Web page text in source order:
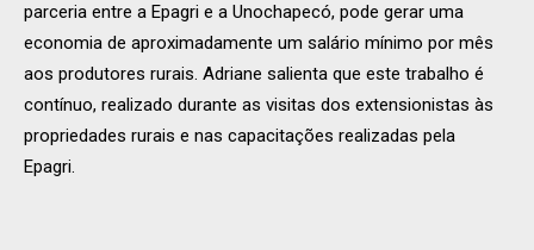
parceria entre a Epagri e a Unochapecó, pode gerar uma
economia de aproximadamente um salário mínimo por mês
aos produtores rurais. Adriane salienta que este trabalho é
contínuo, realizado durante as visitas dos extensionistas às
propriedades rurais e nas capacitações realizadas pela
Epagri.